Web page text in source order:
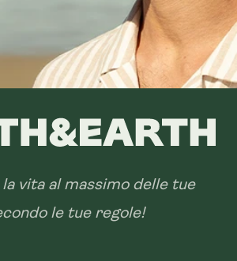
vita al massimo delle tue
le tue regole!